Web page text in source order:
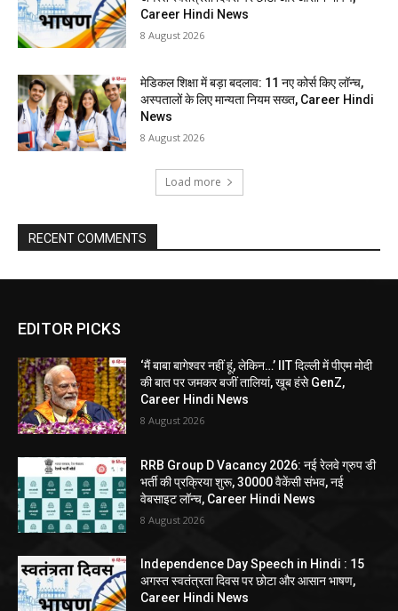
Career Hindi News
8 August 2026
मेडिकल शिक्षा में बड़ा बदलाव: 11 नए कोर्स किए लॉन्च,
अस्पतालों के लिए मान्यता नियम सख्त, Career Hindi
News
8 August 2026
Load more
RECENT COMMENTS
EDITOR PICKS
‘मैं बाबा बागेश्वर नहीं हूं, लेकिन…’ IIT दिल्ली में पीएम मोदी
की बात पर जमकर बजीं तालियां, खूब हंसे GenZ,
Career Hindi News
8 August 2026
RRB Group D Vacancy 2026: नई रेलवे ग्रुप डी
भर्ती की प्रक्रिया शुरू, 30000 वैकेंसी संभव, नई
वेबसाइट लॉन्च, Career Hindi News
8 August 2026
Independence Day Speech in Hindi : 15
अगस्त स्वतंत्रता दिवस पर छोटा और आसान भाषण,
Career Hindi News